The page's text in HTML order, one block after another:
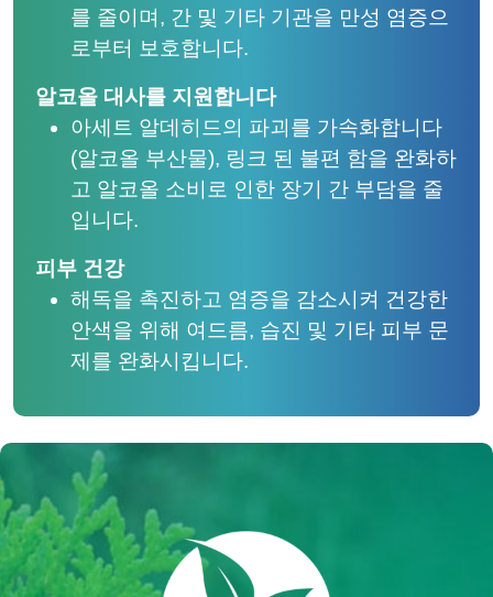
를 줄이며, 간 및 기타 기관을 만성 염증으
로부터 보호합니다.
알코올 대사를 지원합니다
아세트 알데히드의 파괴를 가속화합니다
(알코올 부산물), 링크 된 불편 함을 완화하
고 알코올 소비로 인한 장기 간 부담을 줄
입니다.
피부 건강
해독을 촉진하고 염증을 감소시켜 건강한
안색을 위해 여드름, 습진 및 기타 피부 문
제를 완화시킵니다.